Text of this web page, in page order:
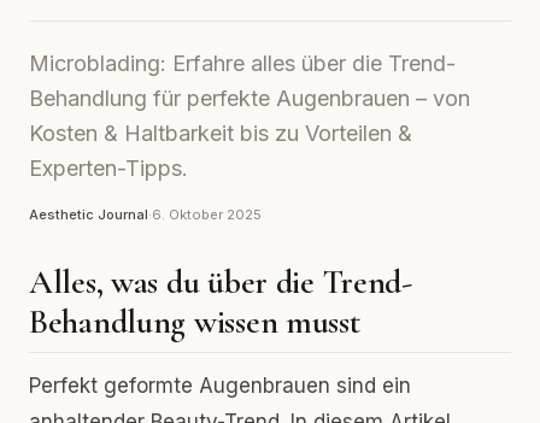
Microblading: Erfahre alles über die Trend-
Behandlung für perfekte Augenbrauen – von
Kosten & Haltbarkeit bis zu Vorteilen &
Experten-Tipps.
Aesthetic Journal·6. Oktober 2025
Alles, was du über die Trend-
Behandlung wissen musst
Perfekt geformte Augenbrauen sind ein